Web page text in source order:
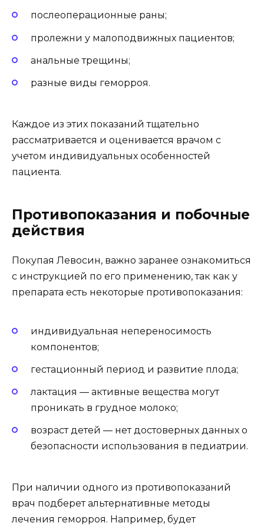
послеоперационные раны;
пролежни у малоподвижных пациентов;
анальные трещины;
разные виды геморроя.
Каждое из этих показаний тщательно
рассматривается и оценивается врачом с
учетом индивидуальных особенностей
пациента.
Противопоказания и побочные
действия
Покупая Левосин, важно заранее ознакомиться
с инструкцией по его применению, так как у
препарата есть некоторые противопоказания:
индивидуальная непереносимость
компонентов;
гестационный период и развитие плода;
лактация — активные вещества могут
проникать в грудное молоко;
возраст детей — нет достоверных данных о
безопасности использования в педиатрии.
При наличии одного из противопоказаний
врач подберет альтернативные методы
лечения геморроя. Например, будет